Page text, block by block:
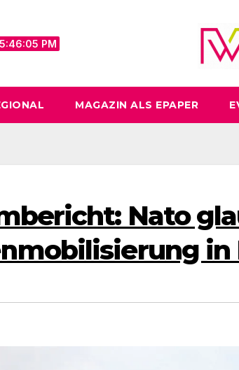
5:46:06 PM
MAGAZIN ALS EPAPER
Nato
in